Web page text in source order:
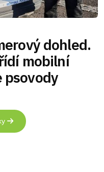
dohled.
mobilní
psovody